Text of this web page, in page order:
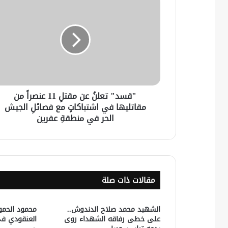
"قسد" تعلنُ عن مقتلِ 11 عنصراً من
مقاتليها في اشتباكاتٍ مع فصائلِ الجيش
الحر في منطقةِ عفرين
مقالات ذات صلة
الشهيد محمد صلاح الدندوش..
على خطى رفاقه الشهداء روى
محمود
العنقودي